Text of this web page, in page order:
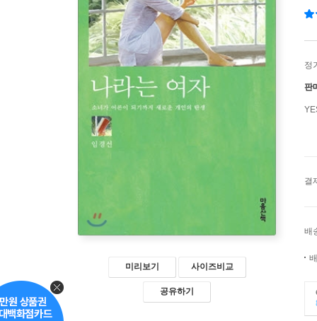
미리보기 사이즈비교
공유하기
정
판
결
배